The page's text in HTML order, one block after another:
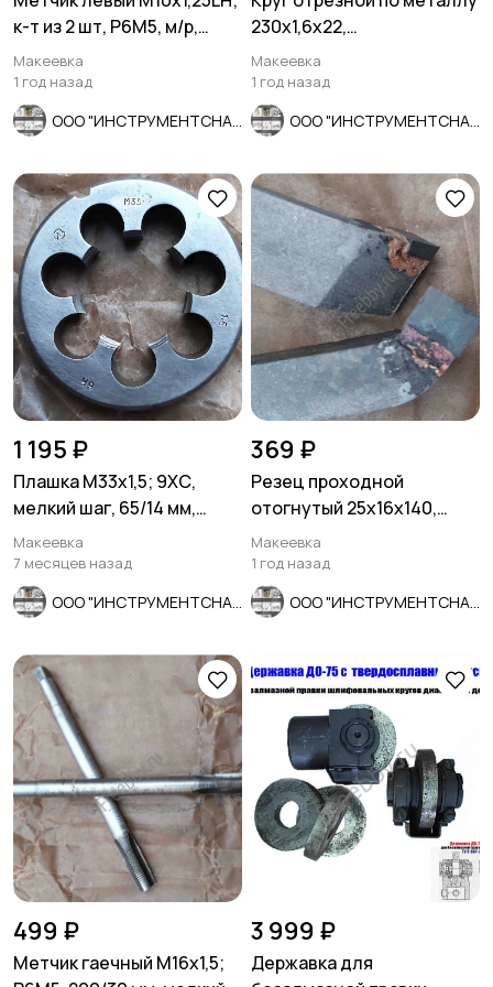
к-т из 2 шт, Р6М5, м/р,
80/24 мм, мелкий шаг
Макеевка
1 год назад
230х1,6х22,
армированный, ЛУГА-
Абразив, Росси
Макеевка
1 год назад
1 195 ₽
Плашка М33х1,5; 9ХС,
мелкий шаг, 65/14 мм,
ГОСТ 7740-71, СССР.
Макеевка
7 месяцев назад
369 ₽
Резец проходной
отогнутый 25х16х140,
Т5К10, 2102-0005, ГОСТ
18877-73.
Макеевка
1 год назад
499 ₽
Метчик гаечный М16х1,5;
3 999 ₽
Державка для